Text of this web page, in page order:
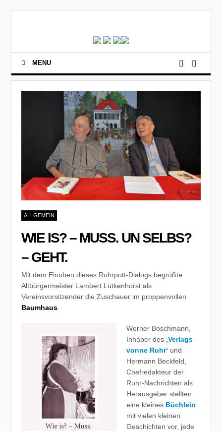
MENU
ALLGEMEIN
WIE IS? – MUSS. UN SELBS?
– GEHT.
Mit dem Einüben dieses Ruhrpott-Dialogs begrüßte
Altbürgermeister Lambert Lütkenhorst als
Vereinsvorsitzender die Zuschauer im proppenvollen
Baumhaus
Werner Boschmann,
Inhaber des ‚Verlags
vonne Ruhr‘ und
Hermann Beckfeld,
Chefredakteur der
Ruhr-Nachrichten als
Herausgeber stellten
eine kleines Büchlein
mit vielen kleinen
Geschichten vor, jede